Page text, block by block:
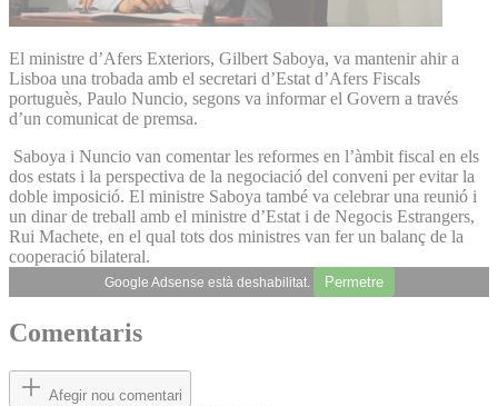
El ministre d’Afers Exteriors, Gilbert Saboya, va mantenir ahir a
Lisboa una trobada amb el secretari d’Estat d’Afers Fiscals
portuguès, Paulo Nuncio, segons va informar el Govern a través
d’un comunicat de premsa.
Saboya i Nuncio van comentar les reformes en l’àmbit fiscal en els
dos estats i la perspectiva de la negociació del conveni per evitar la
doble imposició. El ministre Saboya també va celebrar una reunió i
un dinar de treball amb el ministre d’Estat i de Negocis Estrangers,
Rui Machete, en el qual tots dos ministres van fer un balanç de la
cooperació bilateral.
Google Adsense està deshabilitat. Permetre
Comentaris
Afegir nou comentari